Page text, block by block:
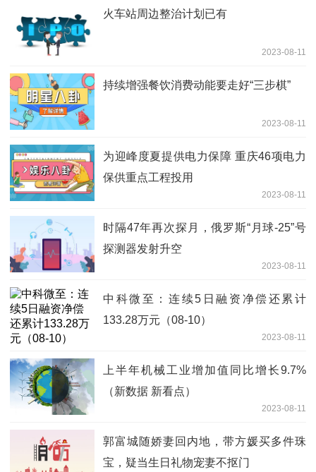
火车站周边整治计划已有
2023-08-11
持续增强餐饮消费动能要走好“三步棋”
2023-08-11
为迎峰度夏提供电力保障 重庆46项电力
保供重点工程投用
2023-08-11
时隔47年再次探月，俄罗斯“月球-25”号
探测器发射升空
2023-08-11
中科微至：连续5日融资净偿还累计
133.28万元（08-10）
2023-08-11
上半年机械工业增加值同比增长9.7%
（新数据 新看点）
2023-08-11
郭富城随娇妻回内地，带方媛买多件珠
宝，疑当生日礼物宠妻不抠门